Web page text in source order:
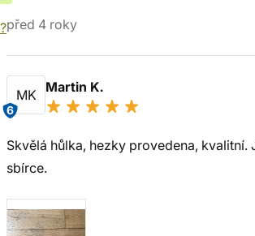
před 4 roky
MK
6
Martin K.
Skvělá hůlka, hezky provedena,
sbírce.